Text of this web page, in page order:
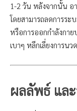
1-2 วัน หลังจากนั้น อ
โดยสามารถลดการระ
หรือการออกกำลังกา
เบาๆ หลีกเลี่ยงการน
ผลลัพธ์ และ